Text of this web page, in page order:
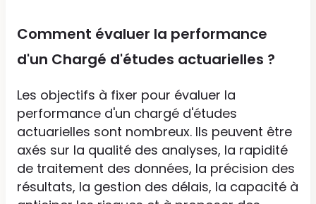
Comment évaluer la performance
d'un Chargé d'études actuarielles ?
Les objectifs à fixer pour évaluer la
performance d'un chargé d'études
actuarielles sont nombreux. Ils peuvent être
axés sur la qualité des analyses, la rapidité
de traitement des données, la précision des
résultats, la gestion des délais, la capacité à